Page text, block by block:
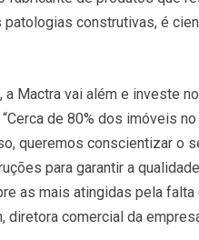
construtivas, é
Mactra vai além e investe
de 80% dos imóveis
queremos conscientizar o
para garantir a
as mais atingidas pela
diretora comercial da